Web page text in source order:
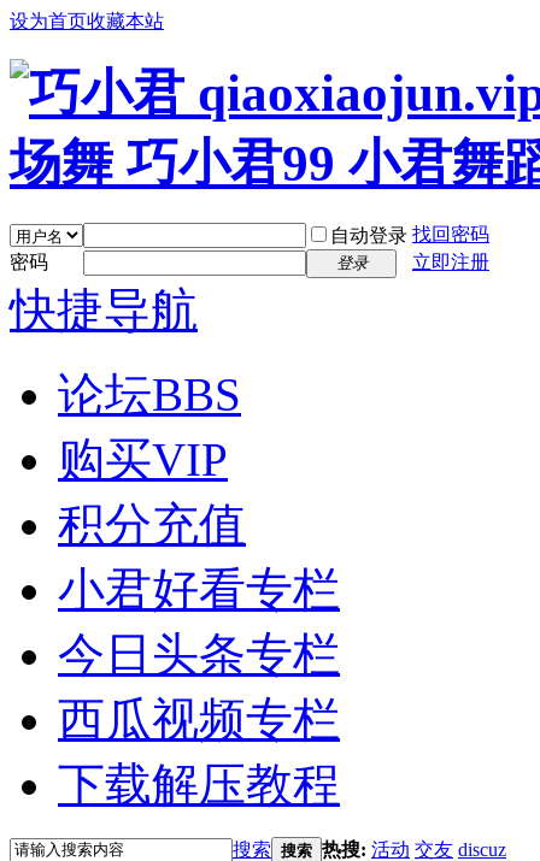
设为首页收藏本站
自动登录 找回密码
密码
登录 立即注册
快捷导航
论坛BBS
购买VIP
积分充值
小君好看专栏
今日头条专栏
西瓜视频专栏
下载解压教程
搜索 搜索 热搜: 活动 交友 discuz